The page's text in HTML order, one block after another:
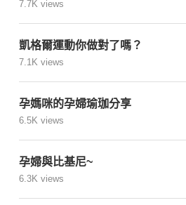
7.7K views
凱格爾運動你做對了嗎？
7.1K views
孕媽咪的孕婦瑜珈分享
6.5K views
孕婦與比基尼~
6.3K views